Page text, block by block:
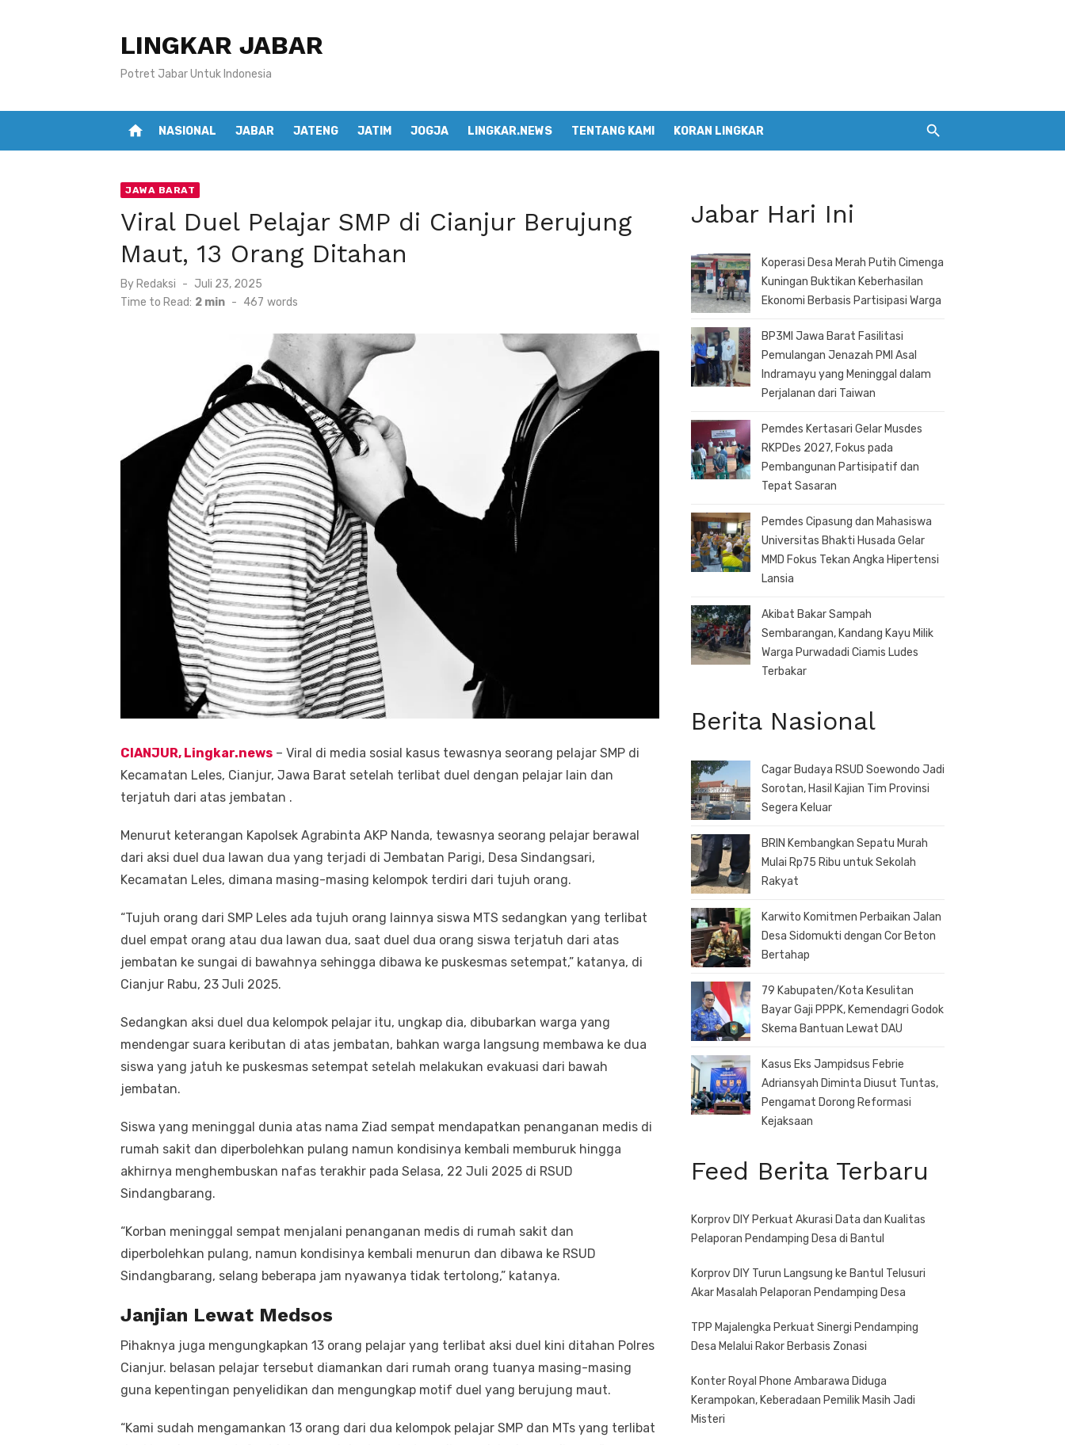
LINGKAR JABAR
Potret Jabar Untuk Indonesia
home NASIONAL JABAR JATENG JATIM JOGJA LINGKAR.NEWS TENTANG KAMI KORAN LINGKAR
JAWA BARAT
Viral Duel Pelajar SMP di Cianjur Berujung
Maut, 13 Orang Ditahan
By Redaksi
Posted
on
Juli 23, 2025
Time to Read: 2 min - 467 words
CIANJUR, Lingkar.news – Viral di media sosial kasus tewasnya seorang pelajar SMP di
Kecamatan Leles, Cianjur, Jawa Barat setelah terlibat duel dengan pelajar lain dan
terjatuh dari atas jembatan .
Menurut keterangan Kapolsek Agrabinta AKP Nanda, tewasnya seorang pelajar berawal
dari aksi duel dua lawan dua yang terjadi di Jembatan Parigi, Desa Sindangsari,
Kecamatan Leles, dimana masing-masing kelompok terdiri dari tujuh orang.
“Tujuh orang dari SMP Leles ada tujuh orang lainnya siswa MTS sedangkan yang terlibat
duel empat orang atau dua lawan dua, saat duel dua orang siswa terjatuh dari atas
jembatan ke sungai di bawahnya sehingga dibawa ke puskesmas setempat,” katanya, di
Cianjur Rabu, 23 Juli 2025.
Sedangkan aksi duel dua kelompok pelajar itu, ungkap dia, dibubarkan warga yang
mendengar suara keributan di atas jembatan, bahkan warga langsung membawa ke dua
siswa yang jatuh ke puskesmas setempat setelah melakukan evakuasi dari bawah
jembatan.
Siswa yang meninggal dunia atas nama Ziad sempat mendapatkan penanganan medis di
rumah sakit dan diperbolehkan pulang namun kondisinya kembali memburuk hingga
akhirnya menghembuskan nafas terakhir pada Selasa, 22 Juli 2025 di RSUD
Sindangbarang.
“Korban meninggal sempat menjalani penanganan medis di rumah sakit dan
diperbolehkan pulang, namun kondisinya kembali menurun dan dibawa ke RSUD
Sindangbarang, selang beberapa jam nyawanya tidak tertolong,” katanya.
Janjian Lewat Medsos
Pihaknya juga mengungkapkan 13 orang pelajar yang terlibat aksi duel kini ditahan Polres
Cianjur. belasan pelajar tersebut diamankan dari rumah orang tuanya masing-masing
guna kepentingan penyelidikan dan mengungkap motif duel yang berujung maut.
“Kami sudah mengamankan 13 orang dari dua kelompok pelajar SMP dan MTs yang terlibat
Jabar Hari Ini
Koperasi Desa Merah Putih Cimenga
Kuningan Buktikan Keberhasilan
Ekonomi Berbasis Partisipasi Warga
BP3MI Jawa Barat Fasilitasi
Pemulangan Jenazah PMI Asal
Indramayu yang Meninggal dalam
Perjalanan dari Taiwan
Pemdes Kertasari Gelar Musdes
RKPDes 2027, Fokus pada
Pembangunan Partisipatif dan
Tepat Sasaran
Pemdes Cipasung dan Mahasiswa
Universitas Bhakti Husada Gelar
MMD Fokus Tekan Angka Hipertensi
Lansia
Akibat Bakar Sampah
Sembarangan, Kandang Kayu Milik
Warga Purwadadi Ciamis Ludes
Terbakar
Berita Nasional
Cagar Budaya RSUD Soewondo Jadi
Sorotan, Hasil Kajian Tim Provinsi
Segera Keluar
BRIN Kembangkan Sepatu Murah
Mulai Rp75 Ribu untuk Sekolah
Rakyat
Karwito Komitmen Perbaikan Jalan
Desa Sidomukti dengan Cor Beton
Bertahap
79 Kabupaten/Kota Kesulitan
Bayar Gaji PPPK, Kemendagri Godok
Skema Bantuan Lewat DAU
Kasus Eks Jampidsus Febrie
Adriansyah Diminta Diusut Tuntas,
Pengamat Dorong Reformasi
Kejaksaan
Feed Berita Terbaru
Korprov DIY Perkuat Akurasi Data dan Kualitas
Pelaporan Pendamping Desa di Bantul
Korprov DIY Turun Langsung ke Bantul Telusuri
Akar Masalah Pelaporan Pendamping Desa
TPP Majalengka Perkuat Sinergi Pendamping
Desa Melalui Rakor Berbasis Zonasi
Konter Royal Phone Ambarawa Diduga
Kerampokan, Keberadaan Pemilik Masih Jadi
Misteri